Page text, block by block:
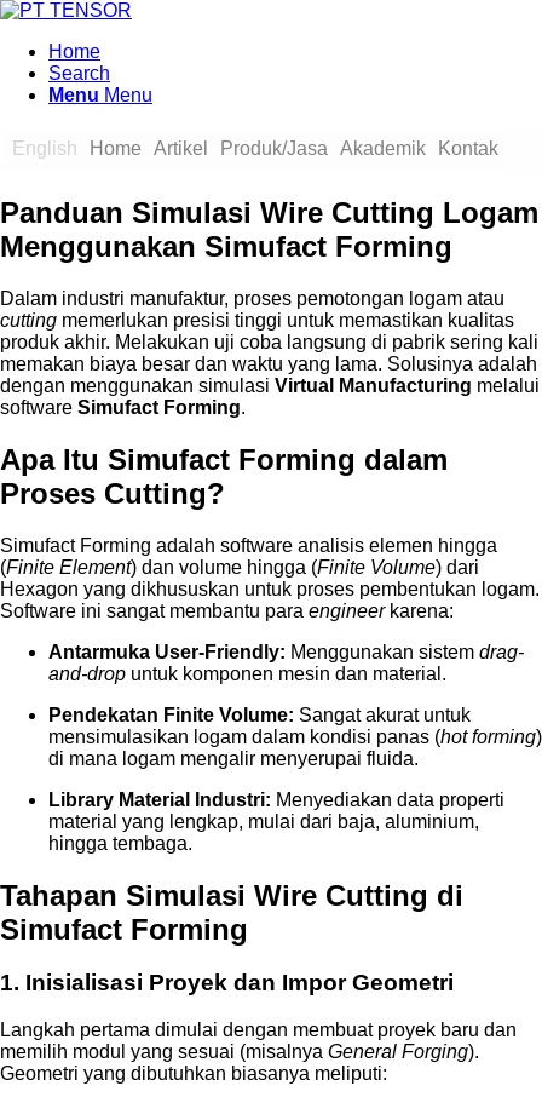
Home
Search
Menu Menu
English Home Artikel Produk/Jasa Akademik Kontak
Panduan Simulasi Wire Cutting Logam
Menggunakan Simufact Forming
Dalam industri manufaktur, proses pemotongan logam atau
cutting memerlukan presisi tinggi untuk memastikan kualitas
produk akhir. Melakukan uji coba langsung di pabrik sering kali
memakan biaya besar dan waktu yang lama. Solusinya adalah
dengan menggunakan simulasi Virtual Manufacturing melalui
software Simufact Forming.
Apa Itu Simufact Forming dalam
Proses Cutting?
Simufact Forming adalah software analisis elemen hingga
(Finite Element) dan volume hingga (Finite Volume) dari
Hexagon yang dikhususkan untuk proses pembentukan logam.
Software ini sangat membantu para engineerkarena:
Antarmuka User-Friendly: Menggunakan sistem drag-
and-drop untuk komponen mesin dan material.
Pendekatan Finite Volume: Sangat akurat untuk
mensimulasikan logam dalam kondisi panas (hot forming)
di mana logam mengalir menyerupai fluida.
Library Material Industri: Menyediakan data properti
material yang lengkap, mulai dari baja, aluminium,
hingga tembaga.
Tahapan Simulasi Wire Cutting di
Simufact Forming
1. Inisialisasi Proyek dan Impor Geometri
Langkah pertama dimulai dengan membuat proyek baru dan
memilih modul yang sesuai (misalnya General Forging).
Geometri yang dibutuhkan biasanya meliputi: